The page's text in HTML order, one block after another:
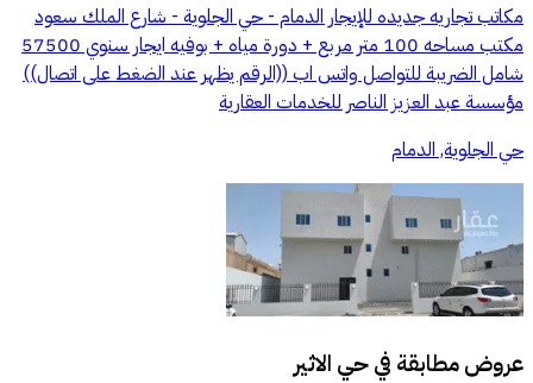
مكاتب تجاريه جديده للإيجار الدمام - حي الجلوية - شارع الملك سعود
مكتب مساحه 100 متر مربع + دورة مياه + بوفيه ايجار سنوي 57500
شامل الضريبة للتواصل واتس اب ((الرقم يظهر عند الضغط على اتصال))
مؤسسة عبد العزيز الناصر للخدمات العقارية
حي الجلوية, الدمام
عروض مطابقة فيحي الاثير